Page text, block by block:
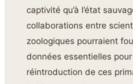
captivité qu’à l’état
collaborations entre
zoologiques pourraient
données essentielles pour
réintroduction de ces